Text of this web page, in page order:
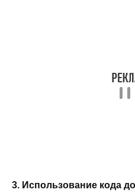
3. Использование кода